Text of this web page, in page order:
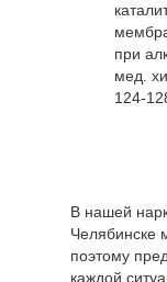
при
мед.
124-
В нашей
Челябинске
поэтому
каждой